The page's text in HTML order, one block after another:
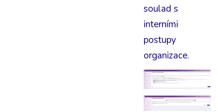
soulad s
interními
postupy
organizace.